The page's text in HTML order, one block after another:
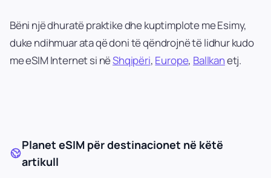
Bëni një dhuratë praktike dhe kuptimplote me Esimy,
duke ndihmuar ata që doni të qëndrojnë të lidhur kudo
me eSIM Internet si nëShqipëri, Europe, Ballkanetj.
Planet eSIM për destinacionet në këtë
artikull